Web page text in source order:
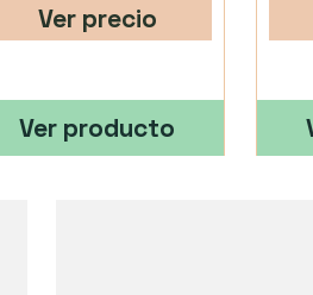
Ver precio
Ver producto